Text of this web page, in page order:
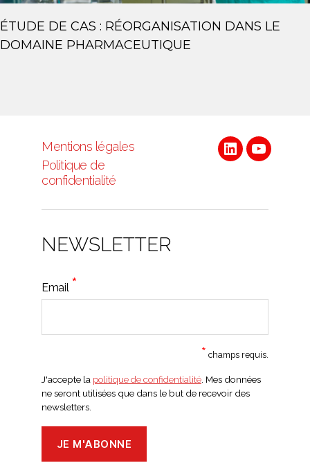
ÉTUDE DE CAS : RÉORGANISATION DANS LE
DOMAINE PHARMACEUTIQUE
Mentions légales
Politique de
confidentialité
LinkedinYoutube
NEWSLETTER
Email *
* champs requis.
J'accepte la politique de confidentialité. Mes données
ne seront utilisées que dans le but de recevoir des
newsletters.